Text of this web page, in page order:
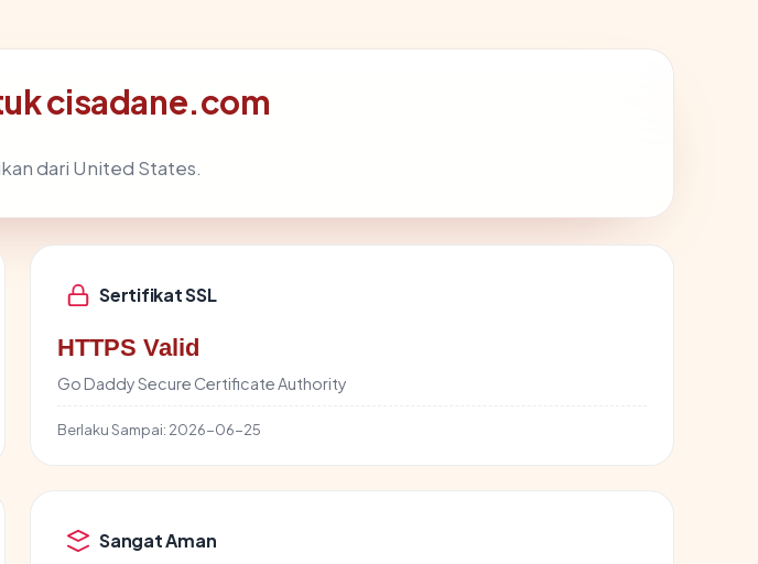
cisadane.com
dari United States.
Sertifikat SSL
HTTPS Valid
Go Daddy Secure Certificate Authority
Berlaku Sampai: 2026-06-25
Sangat Aman